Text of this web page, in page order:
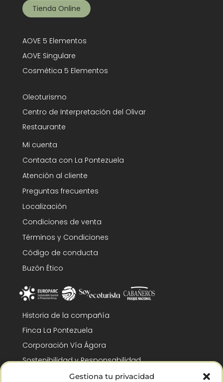
Gestiona tu privacidad
Tienda Online
AOVE 5 Elementos
AOVE Singulare
Cosmética 5 Elementos
Oleoturismo
Centro de Interpretación del Olivar
Restaurante
Mi cuenta
Contacta con La Pontezuela
Atención al cliente
Preguntas frecuentes
Localización
Condiciones de venta
Términos y Condiciones
Código de conducta
Buzón Ético
Historia de la compañía
Finca La Pontezuela
Corporación Vía Ágora
Sostenibilidad y Responsabilidad
RSC y Fundación Gómez-Pintado